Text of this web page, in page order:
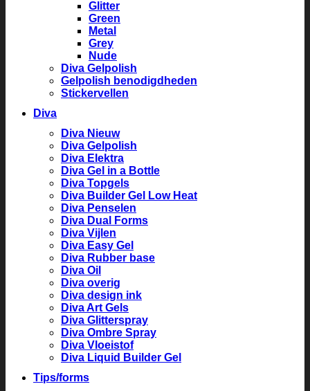
Glitter
Green
Metal
Grey
Nude
Diva Gelpolish
Gelpolish benodigdheden
Stickervellen
Diva
Diva Nieuw
Diva Gelpolish
Diva Elektra
Diva Gel in a Bottle
Diva Topgels
Diva Builder Gel Low Heat
Diva Penselen
Diva Dual Forms
Diva Vijlen
Diva Easy Gel
Diva Rubber base
Diva Oil
Diva overig
Diva design ink
Diva Art Gels
Diva Glitterspray
Diva Ombre Spray
Diva Vloeistof
Diva Liquid Builder Gel
Tips/forms